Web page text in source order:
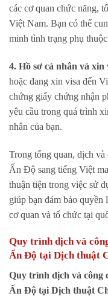
các cơ quan chức năng,
Việt Nam. Bạn có thể
minh tình trạng phụ
4. Hồ sơ cá nhân và xin
hoặc đang xin visa đến
chứng giấy chứng nhận
yêu cầu trong quá trình
nhân của bạn.
Trong tổng quan, dịch
Ấn Độ sang tiếng Việt
thuận tiện trong việc sử
giúp bạn đảm bảo
cơ quan và tổ chức tại
Quy trình dịch và
Ấn Độ tại Dịch thuật
Quy trình dịch và công
Ấn Độ tại Dịch thuật